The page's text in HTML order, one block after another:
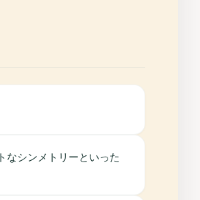
なシンメトリーといった